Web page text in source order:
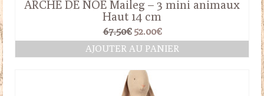
ARCHE DE NOE Maileg – 3 mini animaux
Haut 14 cm
67.50€ Le
prix
initial
67.50€.
52.00€Le
prix
actuel
AJOUTER AU PANIER